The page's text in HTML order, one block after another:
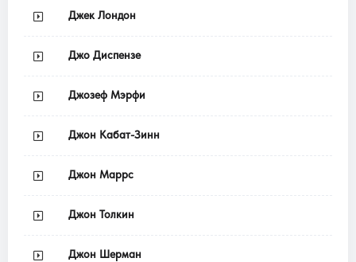
Джек Лондон
Джо Диспензе
Джозеф Мэрфи
Джон Кабат-Зинн
Джон Маррс
Джон Толкин
Джон Шерман